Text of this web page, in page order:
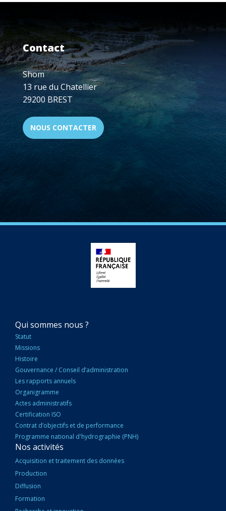
Contact
Shom
13 rue du Chatellier
29200 BREST
NOUS CONTACTER
NAVIGATION
PRINCIPALE
Qui sommes nous ?
Statut
Missions
Histoire
Gouvernance / Conseil d’administration
Les rapports annuels
Organigramme
Actes administratifs
Certification ISO
Contrat d’objectifs et de performance
Programme national d'hydrographie (PNH)
Nos activités
Acquisition et traitement des données
Production
Diffusion
Formation